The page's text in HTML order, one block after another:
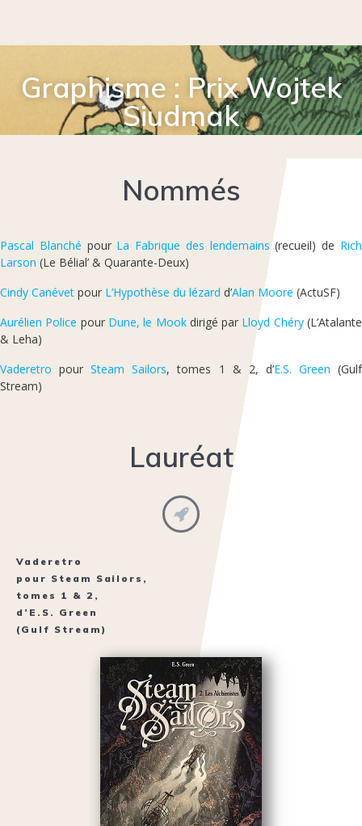
Graphisme : Prix Wojtek
Siudmak
Nommés
Pascal Blanché pour La Fabrique des lendemains(recueil) de Rich
Larson (Le Bélial’ & Quarante-Deux)
Cindy Canévet pour L’Hypothèse du lézard d’Alan Moore (ActuSF)
Aurélien Police pour Dune, le Mookdirigé par Lloyd Chéry(L’Atalante
& Leha)
Vaderetro pourSteam Sailors, tomes 1 & 2, d’E.S. Green (Gulf
Stream)
Lauréat
Vaderetro
pour Steam Sailors ,
tomes 1 & 2,
d’ E.S. Green
(Gulf Stream)